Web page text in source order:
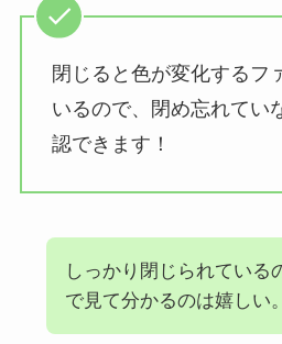
閉じると色が変化するフ
いるので、閉め忘れてい
認できます！
しっかり閉じられている
で見て分かるのは嬉しい。